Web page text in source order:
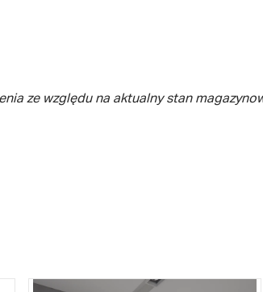
ze względu na aktualny stan